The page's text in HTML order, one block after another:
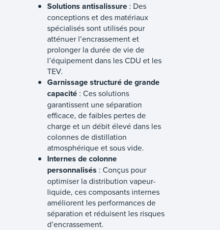
Solutions antisalissure : Des
conceptions et des matériaux
spécialisés sont utilisés pour
atténuer l’encrassement et
prolonger la durée de vie de
l’équipement dans les CDU et les
TEV.
Garnissage structuré de grande
capacité : Ces solutions
garantissent une séparation
efficace, de faibles pertes de
charge et un débit élevé dans les
colonnes de distillation
atmosphérique et sous vide.
Internes de colonne
personnalisés : Conçus pour
optimiser la distribution vapeur-
liquide, ces composants internes
améliorent les performances de
séparation et réduisent les risques
d’encrassement.